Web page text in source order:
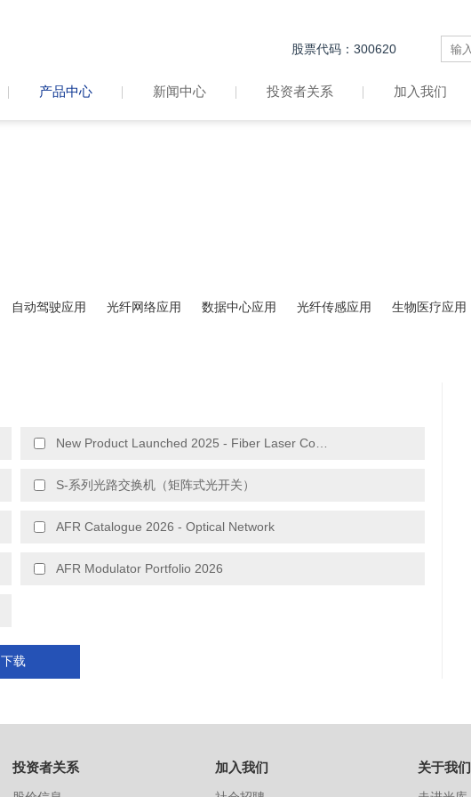
股票代码：300620
产品中心 新闻中心 投资者关系 加入我们
自动驾驶应用 光纤网络应用 数据中心应用 光纤传感应用 生物医疗应用
S-系列光路交换机（矩阵式光开关）
AFR Catalogue 2026 - Optical Network
AFR Modulator Portfolio 2026
下载
投资者关系 加入我们 关于我们